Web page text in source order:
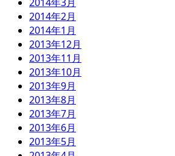
2014年2月
2014年1月
2013年12月
2013年11月
2013年10月
2013年9月
2013年8月
2013年7月
2013年6月
2013年5月